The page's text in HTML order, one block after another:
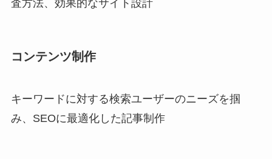
査方法、効果的なサイト設計
コンテンツ制作
キーワードに対する検索ユーザーのニーズを掴
み、SEOに最適化した記事制作